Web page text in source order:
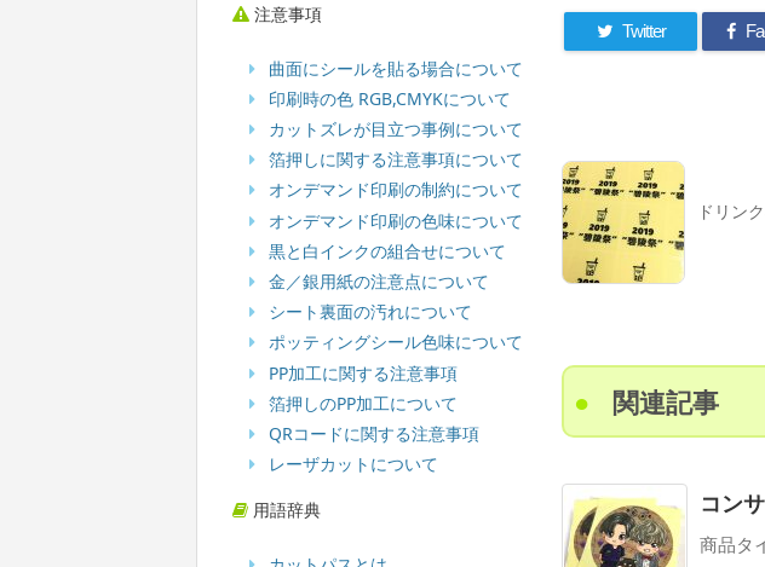
Twitter
ドリン
関連記事
コン
商品タ
注意事項
曲面にシールを貼る場合について
印刷時の色 RGB,CMYKについて
カットズレが目立つ事例について
箔押しに関する注意事項について
オンデマンド印刷の制約について
オンデマンド印刷の色味について
黒と白インクの組合せについて
金／銀用紙の注意点について
シート裏面の汚れについて
ポッティングシール色味について
PP加工に関する注意事項
箔押しのPP加工について
QRコードに関する注意事項
レーザカットについて
用語辞典